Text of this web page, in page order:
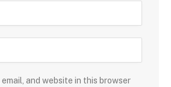
email, and website in this browser